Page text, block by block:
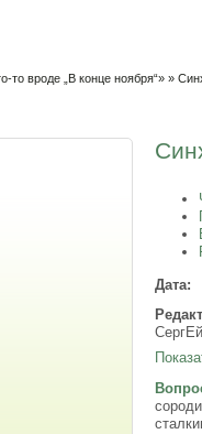
то вроде „В конце ноября“» »
Дата: